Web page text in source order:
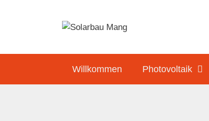
Willkommen Photovoltaik